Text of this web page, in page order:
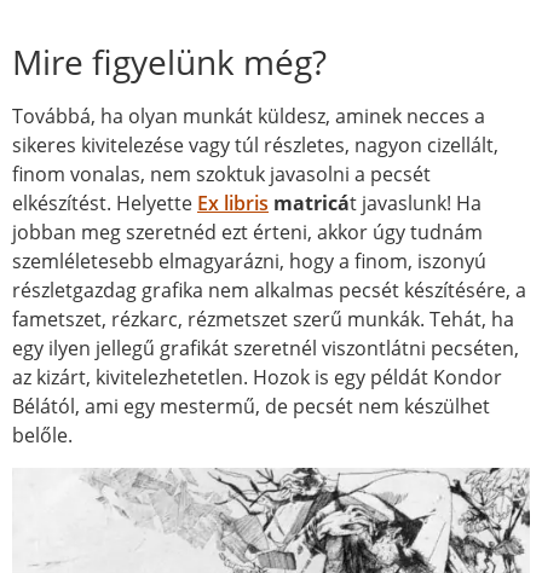
Mire figyelünk még?
Továbbá, ha olyan munkát küldesz, aminek necces a
sikeres kivitelezése vagy túl részletes, nagyon cizellált,
finom vonalas, nem szoktuk javasolni a pecsét
elkészítést. Helyette Ex libris matricát javaslunk! Ha
jobban meg szeretnéd ezt érteni, akkor úgy tudnám
szemléletesebb elmagyarázni, hogy a finom, iszonyú
részletgazdag grafika nem alkalmas pecsét készítésére, a
fametszet, rézkarc, rézmetszet szerű munkák. Tehát, ha
egy ilyen jellegű grafikát szeretnél viszontlátni pecséten,
az kizárt, kivitelezhetetlen. Hozok is egy példát Kondor
Bélától, ami egy mestermű, de pecsét nem készülhet
belőle.